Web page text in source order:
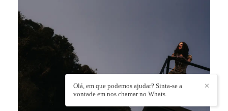
✕
Olá, em que podemos ajudar? Sinta-se a
vontade em nos chamar no Whats.